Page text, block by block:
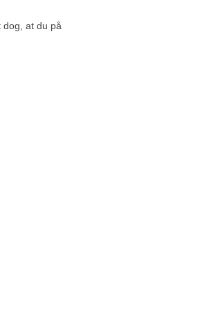
at du på